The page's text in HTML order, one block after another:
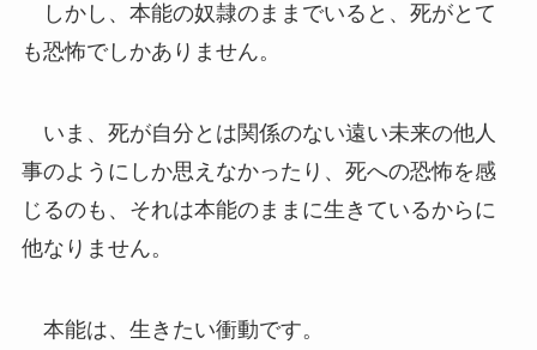
しかし、本能の奴隷のままでいると、死がとて
も恐怖でしかありません。
いま、死が自分とは関係のない遠い未来の他人
事のようにしか思えなかったり、死への恐怖を感
じるのも、それは本能のままに生きているからに
他なりません。
本能は、生きたい衝動です。